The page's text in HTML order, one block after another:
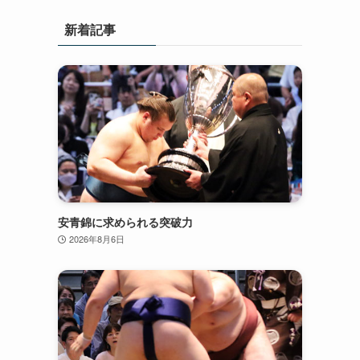
新着記事
安青錦に求められる突破力
2026年8月6日